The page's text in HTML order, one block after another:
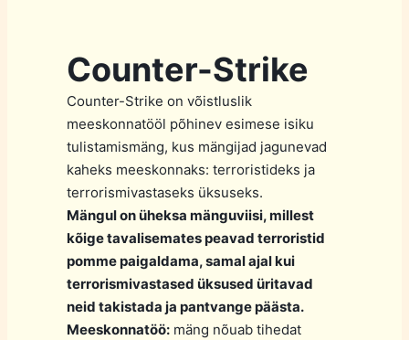
Counter-Strike
Counter-Strike on võistluslik
meeskonnatööl põhinev esimese isiku
tulistamismäng, kus mängijad jagunevad
kaheks meeskonnaks: terroristideks ja
terrorismivastaseks üksuseks.
Mängul on üheksa mänguviisi, millest
kõige tavalisemates peavad terroristid
pomme paigaldama, samal ajal kui
terrorismivastased üksused üritavad
neid takistada ja pantvange päästa.
Meeskonnatöö:mäng nõuab tihedat